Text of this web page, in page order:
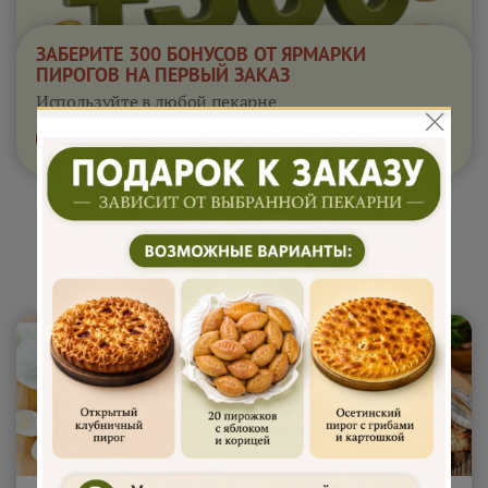
ЗАБЕРИТЕ 300 БОНУСОВ ОТ ЯРМАРКИ
ПИРОГОВ НА ПЕРВЫЙ ЗАКАЗ
Используйте в любой пекарне
Сытные пироги 1 кг "Райский
пирожок"